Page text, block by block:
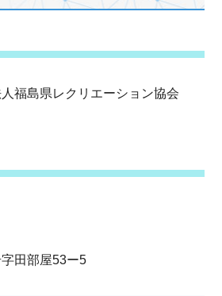
福島県レクリエーション協会
田部屋53ー5